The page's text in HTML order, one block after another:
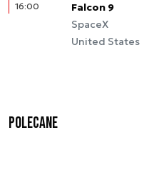
16:00
Falcon 9
SpaceX
United States
Polecane